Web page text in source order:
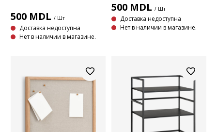
500 MDL / Шт
Доставка недоступна
Нет в наличии в магазине.
500 MDL / Шт
Доставка недоступна
Нет в наличии в магазине.